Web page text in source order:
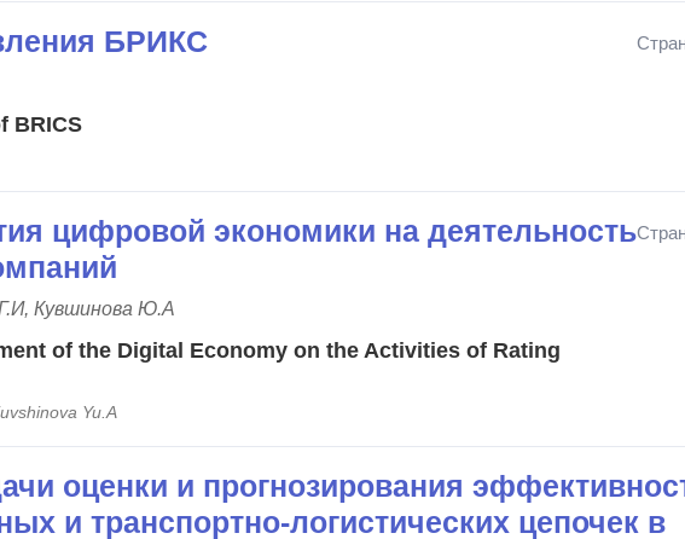
БРИКС
BRICS
цифровой экономики на деятельность
Кувшинова Ю.А
of the Digital Economy on the Activities of Rating
Yu.A
оценки и прогнозирования
и транспортно-логистических цепочек в